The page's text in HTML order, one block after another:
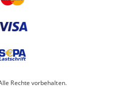
Rechte vorbehalten.